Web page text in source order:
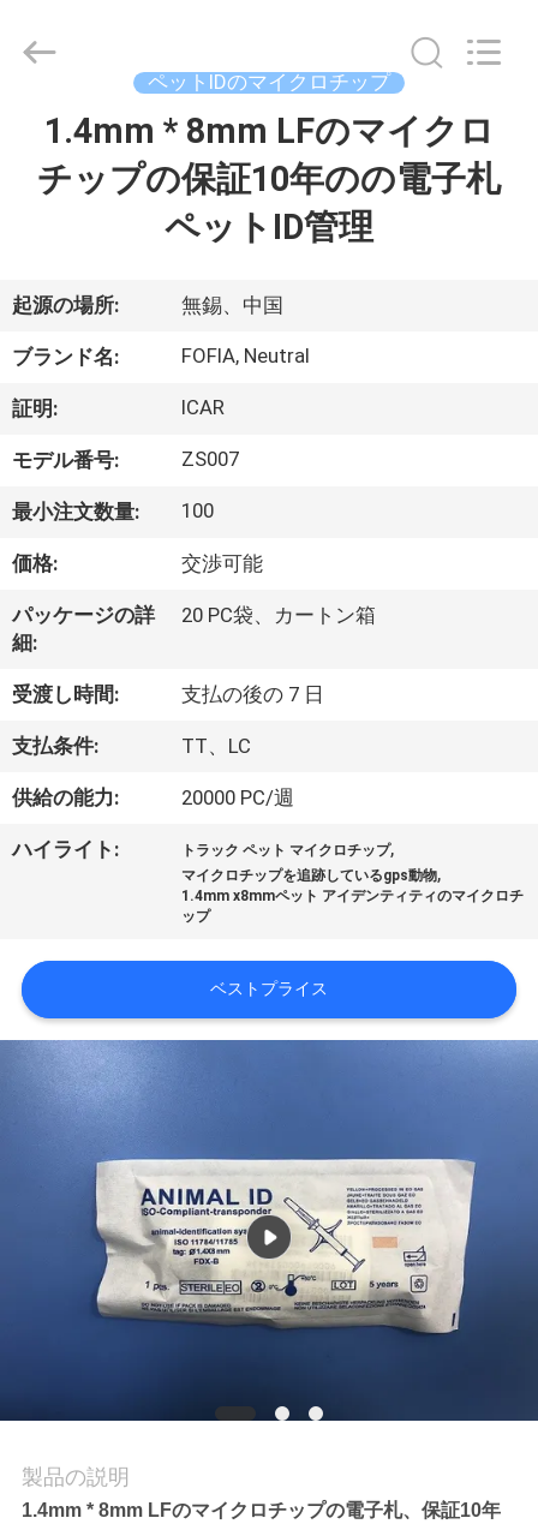
ダ
ク
ト
ビ
オ
に
つ
い
工
場
達
supplier.
Technology
ペットIDのマイクロチップ
1.4mm * 8mm LFのマイクロ
チップの保証10年のの電子札
ペットID管理
起源の場所: 無錫、中国
ブランド名: FOFIA, Neutral
証明: ICAR
モデル番号: ZS007
最小注文数量: 100
価格: 交渉可能
パッケージの詳
細:
20 PC袋、カートン箱
受渡し時間: 支払の後の 7 日
支払条件: TT、LC
供給の能力: 20000 PC/週
ハイライト: トラック ペット マイクロチップ,
マイクロチップを追跡しているgps動物,
1.4mm x8mmペット アイデンティティのマイクロチ
ップ
ベストプライス
製品の説明
1.4mm * 8mm LFのマイクロチップの電子札、保証10年